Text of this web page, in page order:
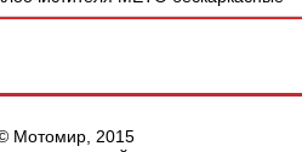
Мотомир, 2015